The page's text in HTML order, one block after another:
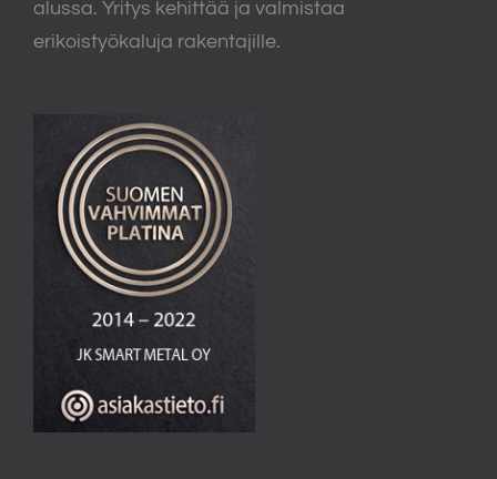
alussa. Yritys kehittää ja valmistaa
erikoistyökaluja rakentajille.